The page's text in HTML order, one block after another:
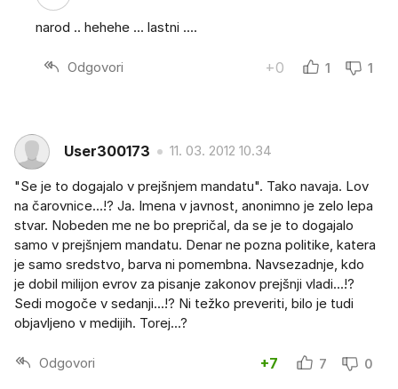
narod .. hehehe ... lastni ....
Odgovori +0 1 1
User300173 11. 03. 2012 10.34
"Se je to dogajalo v prejšnjem mandatu". Tako navaja. Lov
na čarovnice...!? Ja. Imena v javnost, anonimno je zelo lepa
stvar. Nobeden me ne bo prepričal, da se je to dogajalo
samo v prejšnjem mandatu. Denar ne pozna politike, katera
je samo sredstvo, barva ni pomembna. Navsezadnje, kdo
je dobil milijon evrov za pisanje zakonov prejšnji vladi...!?
Sedi mogoče v sedanji...!? Ni težko preveriti, bilo je tudi
objavljeno v medijih. Torej...?
Odgovori +7 7 0